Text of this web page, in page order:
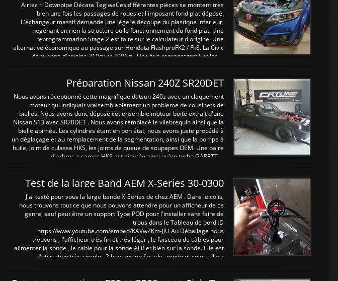
Airtec + Downpipe Décata TegiwaCes différentes pièces se montent très
bien une fois les passages de roues et l'imposant fond plat déposé.
L'échangeur massif demande une légere découpe du plastique inferieur,
negénant en rien la structure ou le fonctionnement du fond plat. Une
reprogrammation Stage 2 est faite sur le calculateur d'origine. Une
alternative économique au passage sur Hondata FlashproFK2 / Fk8. La Civic
développe d'origine 310cv et 400Nn , Une fois reprogrammé et les ...
Préparation Nissan 240Z SR20DET
Nous avons réceptionné cette magnifique datsun 240z avec un claquement
moteur qui indiquait vraisemblablement un probleme de cousinets de
bielles. Nous avons donc déposé cet ensemble moteur boite extrait d'une
Nissan S13 avec SR20DET . Nous avons remplacé le vilebrequin ainsi que la
bielle abimée. Les cylindres étant en bon état, nous avons juste procédé à
un déglaçage et au remplacement de la segmentation, ainsi que la pompe à
huile, Joint de culasse HKS, les joints de queue de soupapes OEM. Une paire
d'arbres a cames HKS est ajoutée ainsi qu'un turbo GARETT ...
Test de la large Band AEM X-Series 30-0300
J'ai testé pour vous la large bande X-Series de chez AEM . Dans le colis,
nous trouvons tout ce que nous pouvons attendre pour un afficheur de ce
genre, sauf peut être un support Type POD pour l'installer sans faire de
trous dans le Tableau de bord :D
https://www.youtube.com/embed/KAVwZKm-JiU Au Déballage nous
trouvons , l'afficheur très fin et très léger , le faisceau de câbles pour
alimenter la sonde , le cable pour la sonde AFR et bien sur la sonde. Elle est
d'utilisation très simple , 2 boutons en façade , mode et select. Il y a